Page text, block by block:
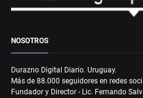
NOSOTROS
Durazno Digital Diario. Uruguay.
Más de 88.000 seguidores en redes
Fundador y Director - Lic. Fernando